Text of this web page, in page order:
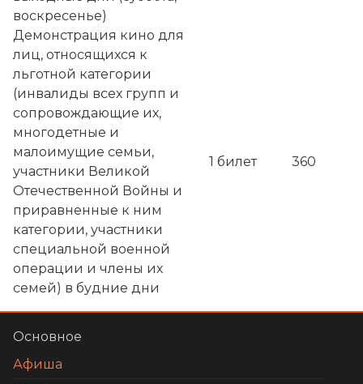
воскресенье)
Демонстрация кино для
лиц, относящихся к
льготной категории
(инвалиды всех групп и
сопровождающие их,
многодетные и
малоимущие семьи,
участники Великой
Отечественной Войны и
приравненные к ним
категории, участники
специальной военной
операции и члены их
семей) в будние дни
1 билет 360
Основное
Афиша